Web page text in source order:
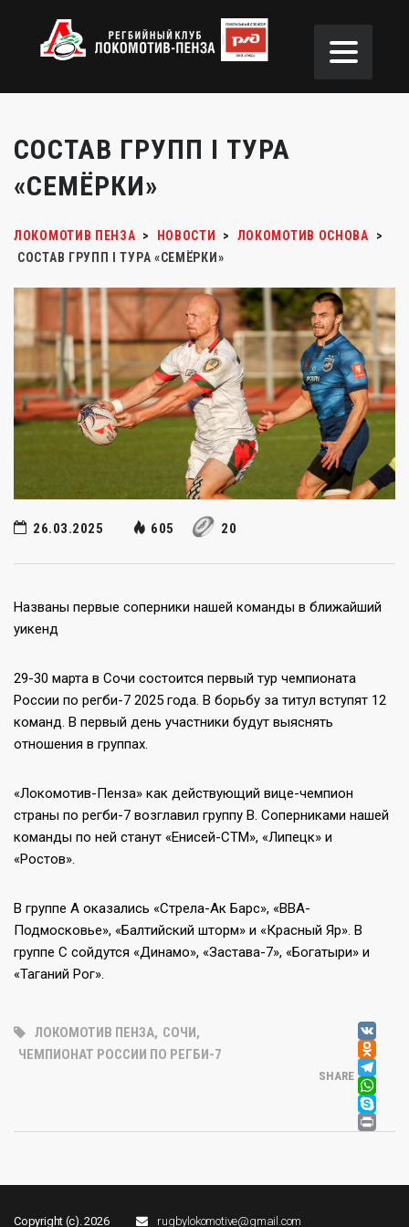
СОСТАВ ГРУПП I ТУРА
«СЕМЁРКИ»
ЛОКОМОТИВ ПЕНЗА > НОВОСТИ > ЛОКОМОТИВ ОСНОВА
>
СОСТАВ ГРУПП I ТУРА «СЕМЁРКИ»
26.03.2025 605 20
Названы первые соперники нашей команды в ближайший
уикенд
29-30 марта в Сочи состоится первый тур чемпионата
России по регби-7 2025 года. В борьбу за титул вступят 12
команд. В первый день участники будут выяснять
отношения в группах.
«Локомотив-Пенза» как действующий вице-чемпион
страны по регби-7 возглавил группу В. Соперниками нашей
команды по ней станут «Енисей-СТМ», «Липецк» и
«Ростов».
В группе А оказались «Стрела-Ак Барс», «ВВА-
Подмосковье», «Балтийский шторм» и «Красный Яр». В
группе С сойдутся «Динамо», «Застава-7», «Богатыри» и
«Таганий Рог».
ЛОКОМОТИВ ПЕНЗА, СОЧИ,
ЧЕМПИОНАТ РОССИИ ПО РЕГБИ-7
SHARE
Copyright (c). 2026 rugbylokomotive@gmail.com